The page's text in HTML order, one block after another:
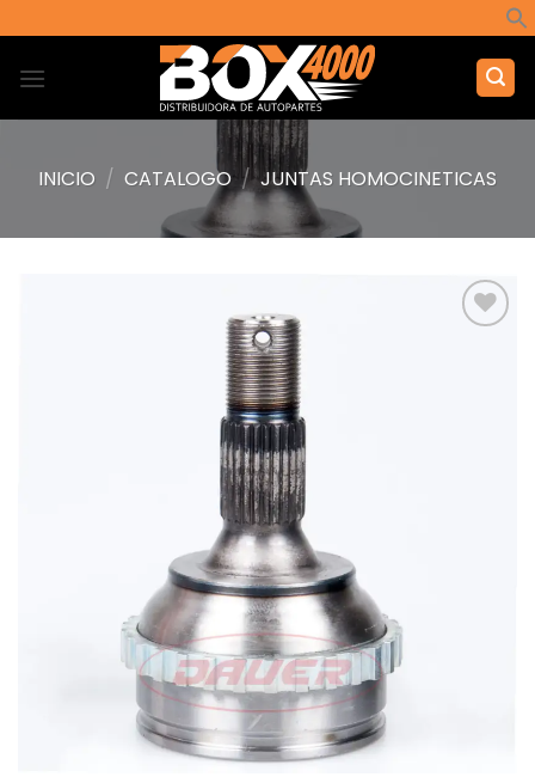
al
contenido
INICIO / CATALOGO / JUNTAS HOMOCINETICAS